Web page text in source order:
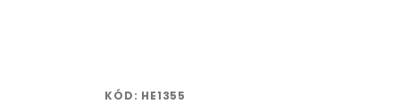
KÓD: HE1355